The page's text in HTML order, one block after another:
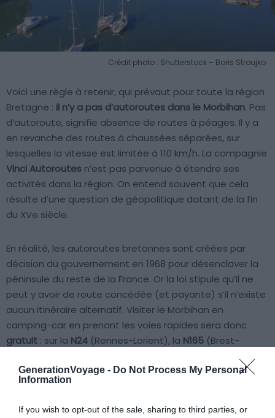
GenerationVoyage - Do Not Process My Personal
Information
If you wish to opt-out of the sale, sharing to third parties, or
Crédit photo : Shutterstock – Boris Stroujko
Voici une règle à retenir, qui prévaut pour toute la région
Bretagne : il n’y a pas d’autoroutes dans le Morbihan. Pas
d’autoroute, signifie absence de routes à péages. Il y a
en revanche des routes à chaussées séparées, sur
lesquelles la vitesse est limitée à 110 km/h. La compagnie
Vinci Autoroutes n’est pas parvenue à étendre ses
activités dans la région. On entend souvent que cela
résulte d’une question de géopolitique datant de la fin
du XVe siècle.
En réalité, les autoroutes bretonnes sont créées par
décision du gouvernement en 1968 pour désenclaver la
péninsule du reste de la France. Or la loi stipule qu’il ne
peut y avoir de route concédée (et payante) s’il n’existe
aucun itinéraire alternatif. Visiter le Morbihan en
camping-car en prenant les voies rapides sera donc
gratuit : sur la N24 (Rennes-Lorient), la N165 (Brest-